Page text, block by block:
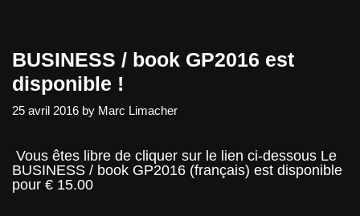
BUSINESS / book GP2016 est
disponible !
25 avril 2016 by Marc Limacher
Vous êtes libre de cliquer sur le lien ci-dessous Le
BUSINESS / book GP2016 (français) est disponible
pour € 15.00